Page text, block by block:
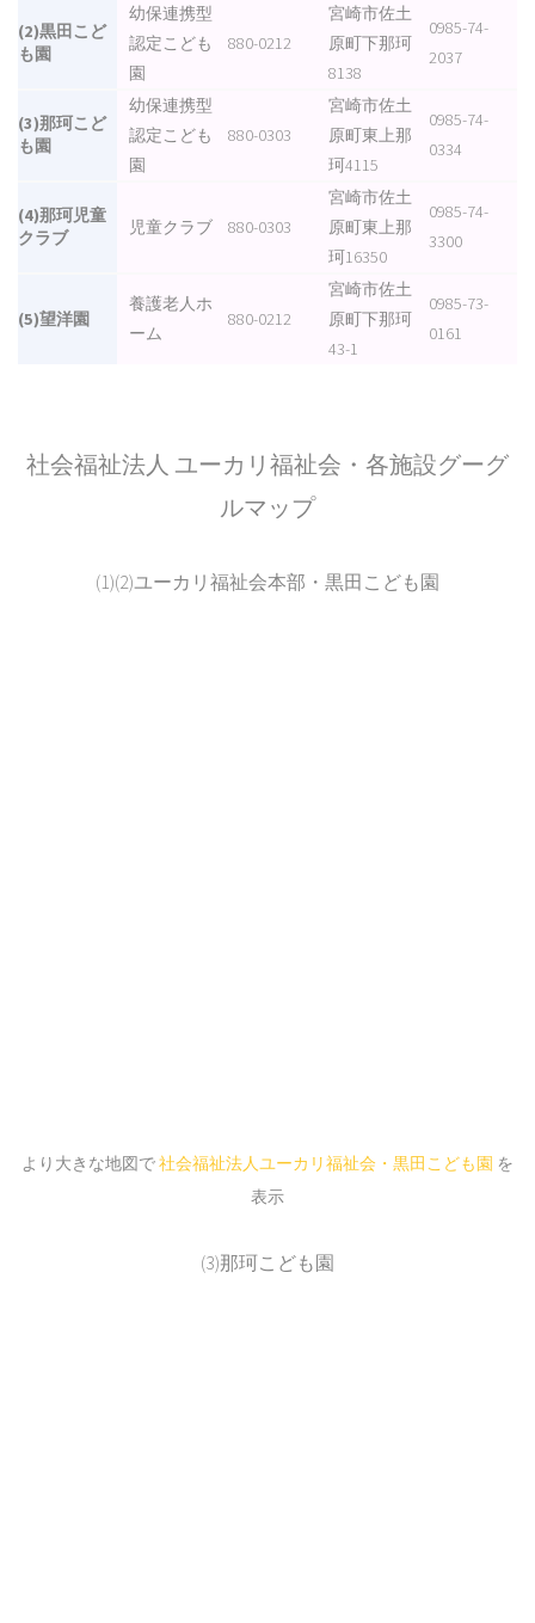
(2)黒田こど
も園
幼保連携型
認定こども
園
880-0212
宮崎市佐土
原町下那珂
8138
0985-74-
2037
(3)那珂こど
も園
幼保連携型
認定こども
園
880-0303
宮崎市佐土
原町東上那
珂4115
0985-74-
0334
(4)那珂児童
クラブ
児童クラブ 880-0303
宮崎市佐土
原町東上那
珂16350
0985-74-
3300
(5)望洋園
養護老人ホ
ーム
880-0212
宮崎市佐土
原町下那珂
43-1
0985-73-
0161
社会福祉法人 ユーカリ福祉会・各施設グーグ
ルマップ
(1)(2)ユーカリ福祉会本部・黒田こども園
より大きな地図で社会福祉法人ユーカリ福祉会・黒田こども園 を
表示
(3)那珂こども園